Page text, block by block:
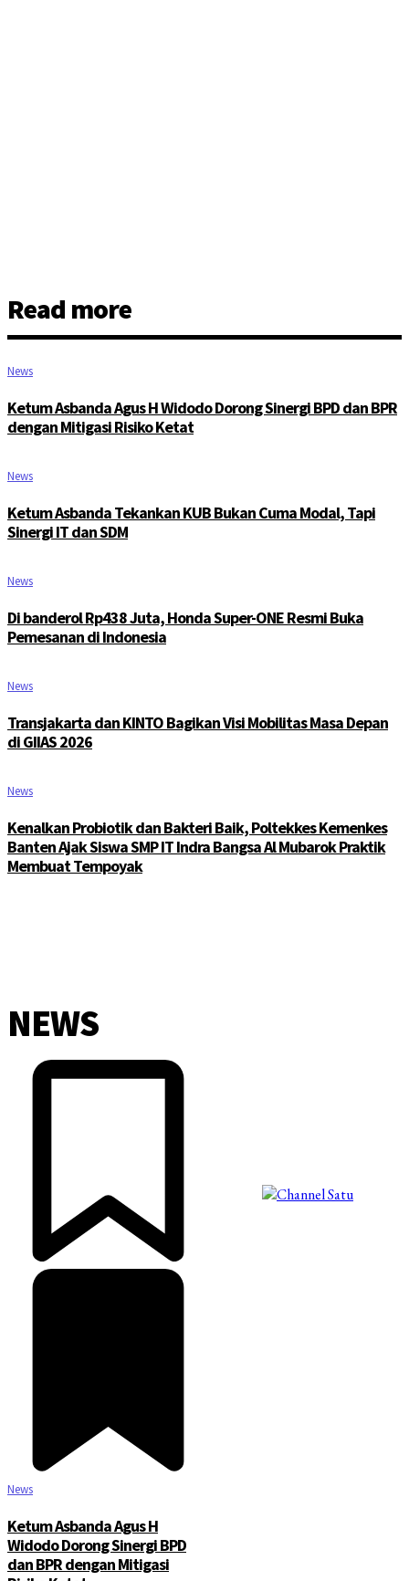
Read more
News
Ketum Asbanda Agus H Widodo Dorong Sinergi BPD dan BPR
dengan Mitigasi Risiko Ketat
News
Ketum Asbanda Tekankan KUB Bukan Cuma Modal, Tapi
Sinergi IT dan SDM
News
Di banderol Rp438 Juta, Honda Super-ONE Resmi Buka
Pemesanan di Indonesia
News
Transjakarta dan KINTO Bagikan Visi Mobilitas Masa Depan
di GIIAS 2026
News
Kenalkan Probiotik dan Bakteri Baik, Poltekkes Kemenkes
Banten Ajak Siswa SMP IT Indra Bangsa Al Mubarok Praktik
Membuat Tempoyak
NEWS
News
Ketum Asbanda Agus H
Widodo Dorong Sinergi BPD
dan BPR dengan Mitigasi